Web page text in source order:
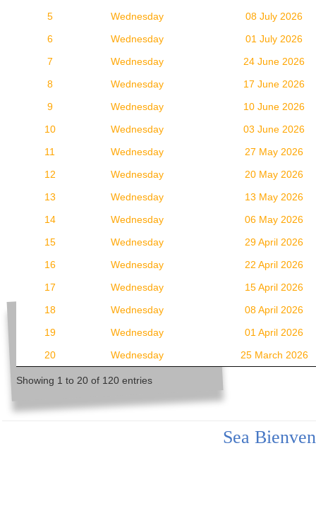
5
Wednesday
08 July 2026
6
Wednesday
01 July 2026
7
Wednesday
24 June 2026
8
Wednesday
17 June 2026
9
Wednesday
10 June 2026
10
Wednesday
03 June 2026
11
Wednesday
27 May 2026
12
Wednesday
20 May 2026
13
Wednesday
13 May 2026
14
Wednesday
06 May 2026
15
Wednesday
29 April 2026
16
Wednesday
22 April 2026
17
Wednesday
15 April 2026
18
Wednesday
08 April 2026
19
Wednesday
01 April 2026
20
Wednesday 25 March 2026
Showing 1 to 20 of 120 entries
Sea